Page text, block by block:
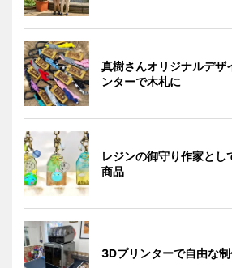
真樹さんオリジナルデザ
ンターで木札に
レジンの御守り作家とし
商品
3Dプリンターで自由な